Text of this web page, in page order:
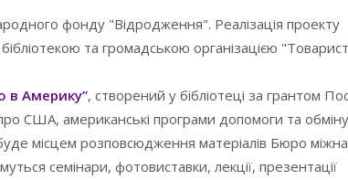
фонду "Відродження". Реалізація проекту
та громадською організацією
в Америку”, створений у бібліотеці за грантом
США, американські програми допомоги та
місцем розповсюдження матеріалів Бюро
семінари, фотовиставки, лекції, презентації